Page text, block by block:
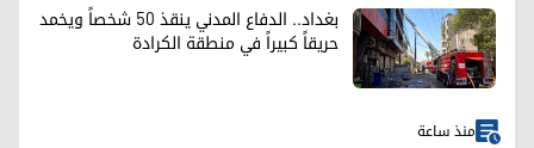
بغداد.. الدفاع المدني ينقذ 50 شخصاً ويخمد
حريقاً كبيراً في منطقة الكرادة
منذ ساعة